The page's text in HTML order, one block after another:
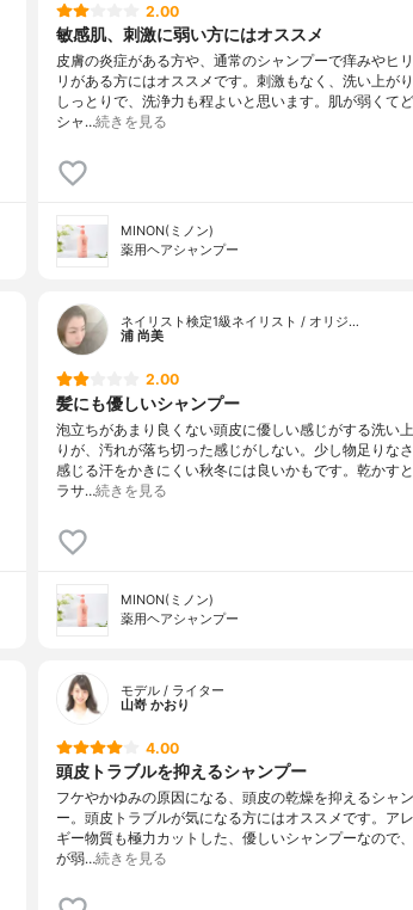
2.00
敏感肌、刺激に弱い方にはオススメ
皮膚の炎症がある方や、通常のシャンプーで痒みやヒ
リがある方にはオススメです。刺激もなく、洗い上が
しっとりで、洗浄力も程よいと思います。肌が弱くて
シャ…続きを見る
MINON(ミノン)
薬用ヘアシャンプー
ネイリスト検定1級ネイリスト / オリジ…
浦 尚美
2.00
髪にも優しいシャンプー
泡立ちがあまり良くない頭皮に優しい感じがする洗い
りが、汚れが落ち切った感じがしない。少し物足りな
感じる汗をかきにくい秋冬には良いかもです。乾かす
ラサ…続きを見る
MINON(ミノン)
薬用ヘアシャンプー
モデル / ライター
山嵜 かおり
4.00
頭皮トラブルを抑えるシャンプー
フケやかゆみの原因になる、頭皮の乾燥を抑えるシャ
ー。頭皮トラブルが気になる方にはオススメです。ア
ギー物質も極力カットした、優しいシャンプーなので
が弱…続きを見る